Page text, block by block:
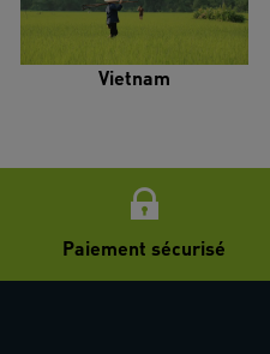
Vietnam
Paiement sécurisé